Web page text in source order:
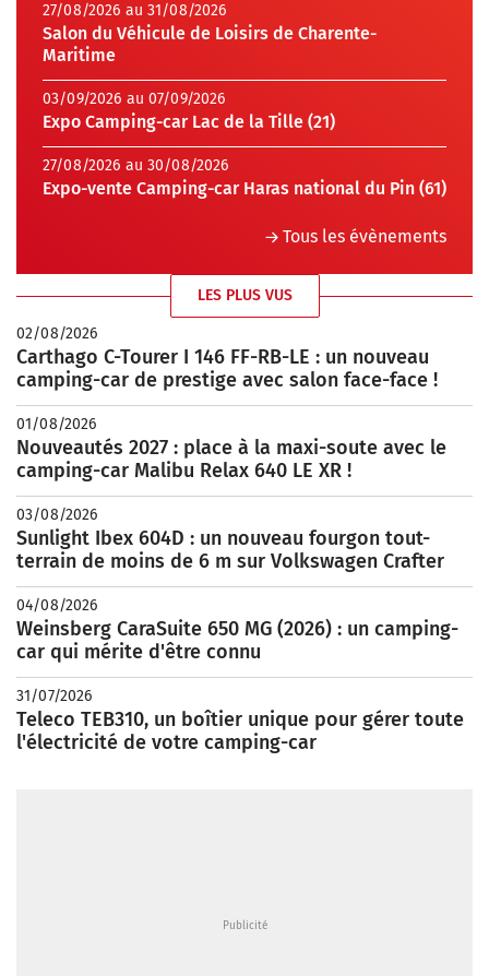
27/08/2026 au 31/08/2026
Salon du Véhicule de Loisirs de Charente-
Maritime
03/09/2026 au 07/09/2026
Expo Camping-car Lac de la Tille (21)
27/08/2026 au 30/08/2026
Expo-vente Camping-car Haras national du Pin (61)
Tous les évènements
LES PLUS VUS
02/08/2026
Carthago C-Tourer I 146 FF-RB-LE : un nouveau
camping-car de prestige avec salon face-face !
01/08/2026
Nouveautés 2027 : place à la maxi-soute avec le
camping-car Malibu Relax 640 LE XR !
03/08/2026
Sunlight Ibex 604D : un nouveau fourgon tout-
terrain de moins de 6 m sur Volkswagen Crafter
04/08/2026
Weinsberg CaraSuite 650 MG (2026) : un camping-
car qui mérite d'être connu
31/07/2026
Teleco TEB310, un boîtier unique pour gérer toute
l'électricité de votre camping-car